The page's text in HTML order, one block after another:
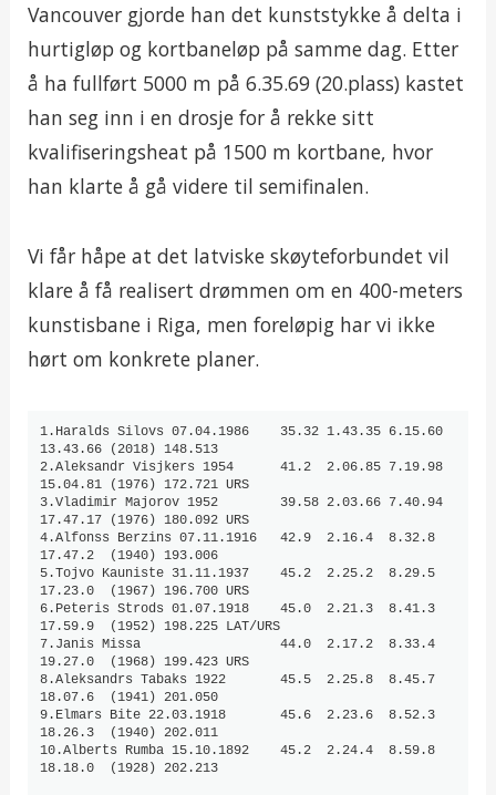
Vancouver gjorde han det kunststykke å delta i
hurtigløp og kortbaneløp på samme dag. Etter
å ha fullført 5000 m på 6.35.69 (20.plass) kastet
han seg inn i en drosje for å rekke sitt
kvalifiseringsheat på 1500 m kortbane, hvor
han klarte å gå videre til semifinalen.
Vi får håpe at det latviske skøyteforbundet vil
klare å få realisert drømmen om en 400-meters
kunstisbane i Riga, men foreløpig har vi ikke
hørt om konkrete planer.
1.Haralds Silovs 07.04.1986    35.32 1.43.35 6.15.60
13.43.66 (2018) 148.513
2.Aleksandr Visjkers 1954      41.2  2.06.85 7.19.98
15.04.81 (1976) 172.721 URS
3.Vladimir Majorov 1952        39.58 2.03.66 7.40.94
17.47.17 (1976) 180.092 URS
4.Alfonss Berzins 07.11.1916   42.9  2.16.4  8.32.8
17.47.2  (1940) 193.006
5.Tojvo Kauniste 31.11.1937    45.2  2.25.2  8.29.5
17.23.0  (1967) 196.700 URS
6.Peteris Strods 01.07.1918    45.0  2.21.3  8.41.3
17.59.9  (1952) 198.225 LAT/URS
7.Janis Missa                  44.0  2.17.2  8.33.4
19.27.0  (1968) 199.423 URS
8.Aleksandrs Tabaks 1922       45.5  2.25.8  8.45.7
18.07.6  (1941) 201.050
9.Elmars Bite 22.03.1918       45.6  2.23.6  8.52.3
18.26.3  (1940) 202.011
10.Alberts Rumba 15.10.1892    45.2  2.24.4  8.59.8
18.18.0  (1928) 202.213